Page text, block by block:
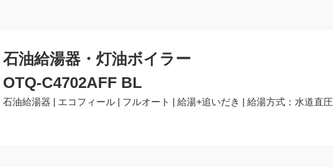
石油給湯器・灯油ボイラー
OTQ-C4702AFF BL
石油給湯器 | エコフィール | フルオート | 給湯+追いだき | 給湯方式：水道直